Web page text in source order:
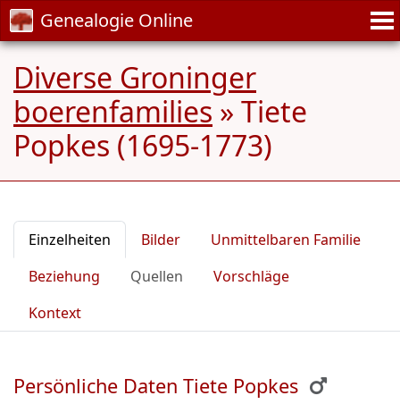
Genealogie Online
Diverse Groninger
boerenfamilies » Tiete
Popkes (1695-1773)
Einzelheiten Bilder
Unmittelbaren Familie
Beziehung
Quellen
Vorschläge
Kontext
Persönliche Daten Tiete Popkes